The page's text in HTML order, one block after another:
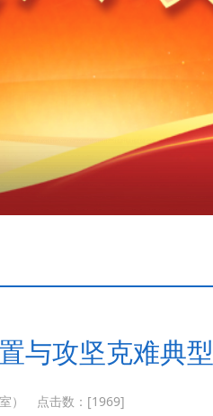
与攻坚克难典
） 点击数：[1969]